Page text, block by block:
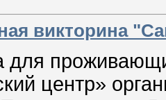
викторина
для
центр»